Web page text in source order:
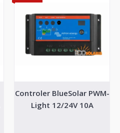
Controler BlueSolar PWM-
Light 12/24V 10A